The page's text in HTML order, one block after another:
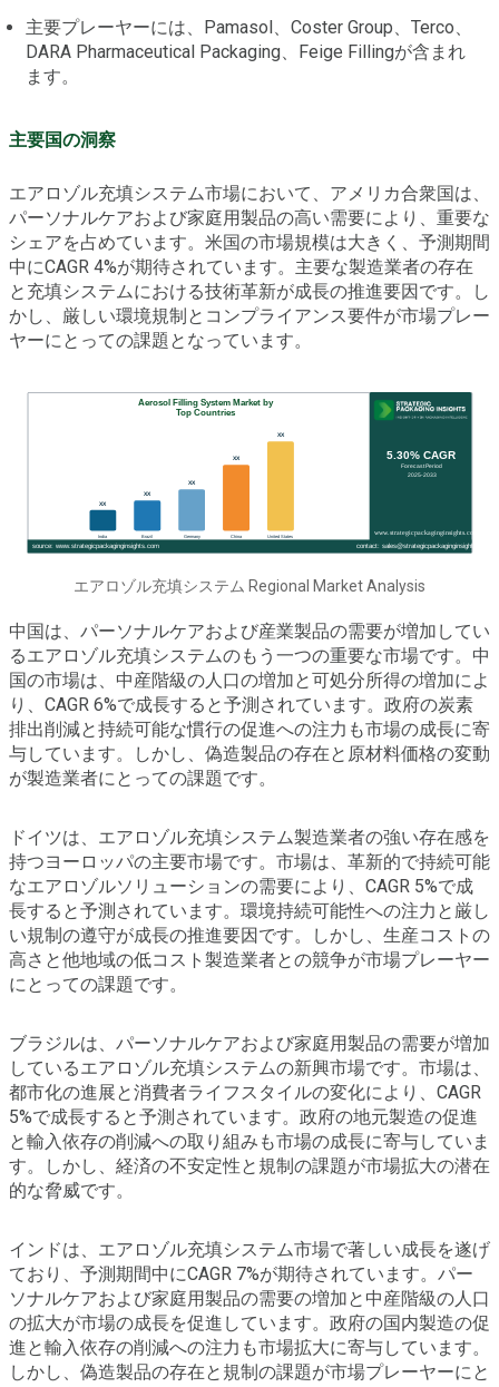
主要プレーヤーには、Pamasol、Coster Group、Terco、
DARA Pharmaceutical Packaging、Feige Fillingが含まれ
ます。
主要国の洞察
エアロゾル充填システム市場において、アメリカ合衆国は、
パーソナルケアおよび家庭用製品の高い需要により、重要な
シェアを占めています。米国の市場規模は大きく、予測期間
中にCAGR 4%が期待されています。主要な製造業者の存在
と充填システムにおける技術革新が成長の推進要因です。し
かし、厳しい環境規制とコンプライアンス要件が市場プレー
ヤーにとっての課題となっています。
エアロゾル充填システム Regional Market Analysis
中国は、パーソナルケアおよび産業製品の需要が増加してい
るエアロゾル充填システムのもう一つの重要な市場です。中
国の市場は、中産階級の人口の増加と可処分所得の増加によ
り、CAGR 6%で成長すると予測されています。政府の炭素
排出削減と持続可能な慣行の促進への注力も市場の成長に寄
与しています。しかし、偽造製品の存在と原材料価格の変動
が製造業者にとっての課題です。
ドイツは、エアロゾル充填システム製造業者の強い存在感を
持つヨーロッパの主要市場です。市場は、革新的で持続可能
なエアロゾルソリューションの需要により、CAGR 5%で成
長すると予測されています。環境持続可能性への注力と厳し
い規制の遵守が成長の推進要因です。しかし、生産コストの
高さと他地域の低コスト製造業者との競争が市場プレーヤー
にとっての課題です。
ブラジルは、パーソナルケアおよび家庭用製品の需要が増加
しているエアロゾル充填システムの新興市場です。市場は、
都市化の進展と消費者ライフスタイルの変化により、CAGR
5%で成長すると予測されています。政府の地元製造の促進
と輸入依存の削減への取り組みも市場の成長に寄与していま
す。しかし、経済の不安定性と規制の課題が市場拡大の潜在
的な脅威です。
インドは、エアロゾル充填システム市場で著しい成長を遂げ
ており、予測期間中にCAGR 7%が期待されています。パー
ソナルケアおよび家庭用製品の需要の増加と中産階級の人口
の拡大が市場の成長を促進しています。政府の国内製造の促
進と輸入依存の削減への注力も市場拡大に寄与しています。
しかし、偽造製品の存在と規制の課題が市場プレーヤーにと